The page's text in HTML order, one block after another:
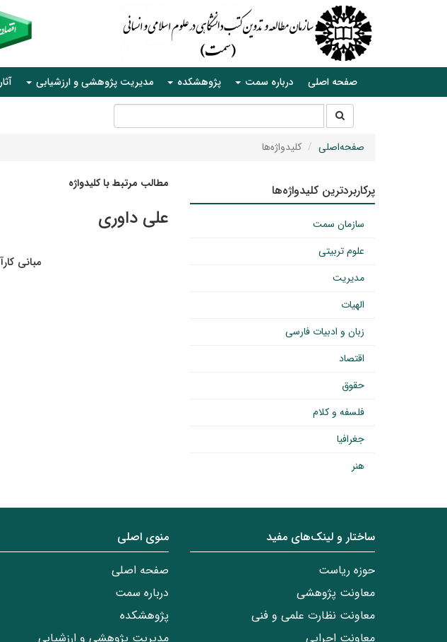
صفحه اصلی درباره سمت پژوهشکده مدیریت پژوهشی و ارزشیابی
جستجو
در
سایتصفحه‌اصلی کلیدواژه‌ها
مطالب مرتبط با کلیدواژه
علی داوری
مبانی
پرکاربردترین کلیدواژه‌ها
سازمان سمت
علوم تربیتی
مدیریت
الهیات
زبان و ادبیات فارسی
اقتصاد
حقوق
فلسفه و کلام
جغرافیا
هنر
ساختار‌‌ و‌‌ لینک‌های مفید
حوزه ریاست
معاونت پژوهشی
معاونت نظارت علمی و فنی
معاونت اجرایی
منوی اصلی
صفحه اصلی
درباره سمت
پژوهشکده
مدیریت پژوهشی و ارزشیابی